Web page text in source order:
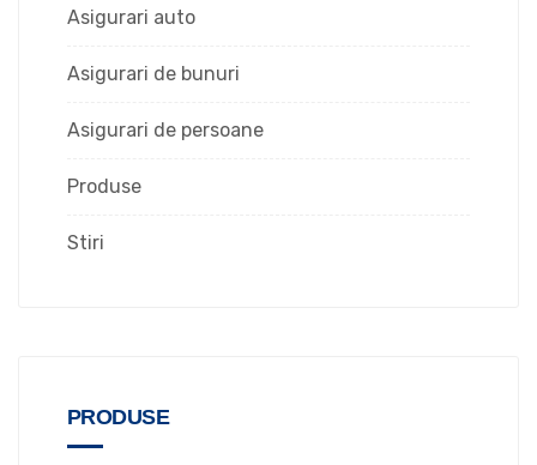
Asigurari auto
Asigurari de bunuri
Asigurari de persoane
Produse
Stiri
PRODUSE